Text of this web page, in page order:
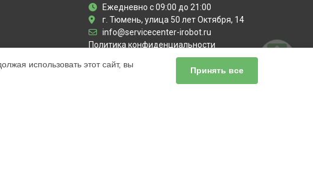
Ежедневно с 09:00 до 21:00
г. Тюмень, улица 50 лет Октября, 14
info@servicecenter-irobot.ru
Политика конфиденциальности
Способы оплаты
использовать этот сайт, вы
Принять все